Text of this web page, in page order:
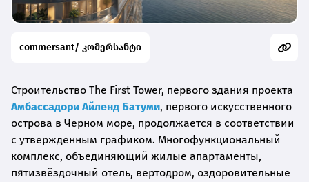
commersant/ კომერსანტი
Строительство The First Tower, первого здания проекта
Амбассадори Айленд Батуми, первого искусственного
острова в Черном море, продолжается в соответствии
с утвержденным графиком. Многофункциональный
комплекс, объединяющий жилые апартаменты,
пятизвёздочный отель, вертодром, оздоровительные